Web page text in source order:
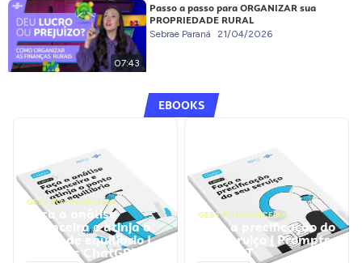
07:43
Passo a passo para ORGANIZAR sua
PROPRIEDADE RURAL
Sebrae Paraná 21/04/2026
EBOOKS
GESTÃO FINANCEIRA
Faça a análise
financeira e atinja o
ponto de equilíbrio |
Prompts ChatGPT
GESTÃO FINANCEIRA
Faça a precificação do
seu serviço | Prompts
ChatGPT